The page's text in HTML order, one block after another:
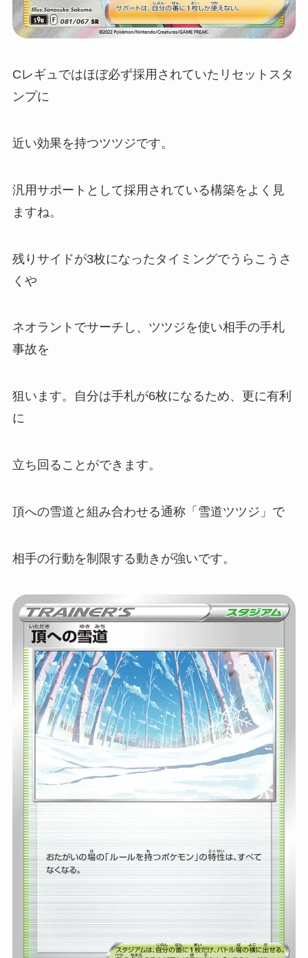
Cレギュではほぼ必ず採用されていたリセットスタ
ンプに
近い効果を持つツツジです。
汎用サポートとして採用されている構築をよく見
ますね。
残りサイドが3枚になったタイミングでうらこうさ
くや
ネオラントでサーチし、ツツジを使い相手の手札
事故を
狙います。自分は手札が6枚になるため、更に有利
に
立ち回ることができます。
頂への雪道と組み合わせる通称「雪道ツツジ」で
相手の行動を制限する動きが強いです。